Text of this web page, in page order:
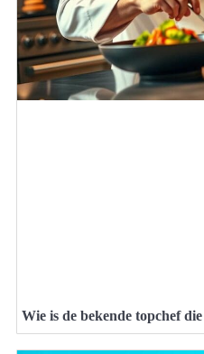
Wie is de bekende topchef